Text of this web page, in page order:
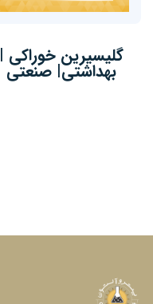
گلیسیرین خوراکی |
بهداشتی| صنعتی